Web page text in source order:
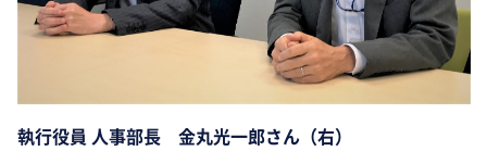
執行役員 人事部長 金丸光一郎さん（右）